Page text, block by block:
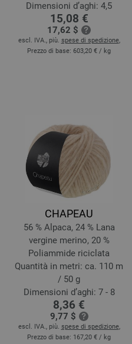
Dimensioni d’aghi: 4,5
15,08 €
17,62 $
escl. IVA., più. spese di spedizione,
Prezzo di base: 603,20 € / kg
CHAPEAU
56 % Alpaca, 24 % Lana
vergine merino, 20 %
Poliammide riciclata
Quantità in metri: ca. 110 m
/ 50 g
Dimensioni d’aghi: 7 - 8
8,36 €
9,77 $
escl. IVA., più. spese di spedizione,
Prezzo di base: 167,20 € / kg